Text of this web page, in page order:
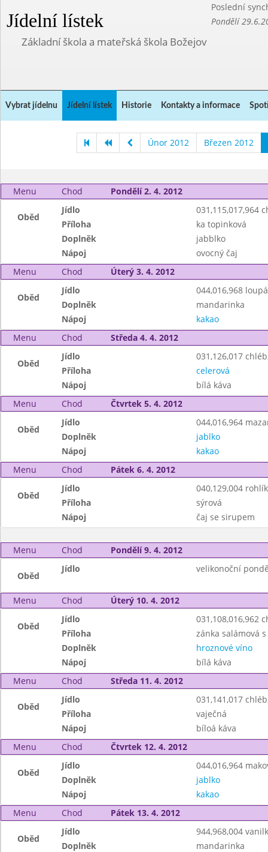
Jídelní lístek
Poslední
Pondělí
Základní škola a mateřská škola Božejov
Vybrat jídelnu Jídelní lístek Historie Kontakty a informace
Únor 2012 Březen 2012
Menu Chod Pondělí 2. 4. 2012
Oběd
Jídlo
031,115,017,964
Příloha
ka topinková
Doplněk
jabblko
Nápoj
ovocný čaj
Menu
Chod Úterý 3. 4. 2012
Oběd
Jídlo
044,016,968
Doplněk
mandarinka
Nápoj
kakao
Menu
Chod Středa 4. 4. 2012
Oběd
Jídlo
031,126,017
Příloha
celerová
Nápoj
bílá káva
Menu
Chod Čtvrtek 5. 4. 2012
Oběd
Jídlo
044,016,964
Doplněk
jablko
Nápoj
kakao
Menu
Chod Pátek 6. 4. 2012
Oběd
Jídlo
040,129,004
Příloha
sýrová
Nápoj
čaj se sirupem
Menu Chod Pondělí 9. 4. 2012
Oběd
Jídlo velikonoční
Menu Chod Úterý 10. 4. 2012
Oběd
Jídlo
031,108,016,962
Příloha
zánka salámová
Doplněk
hroznové víno
Nápoj
bílá káva
Menu
Chod Středa 11. 4. 2012
Oběd
Jídlo
031,141,017
Příloha
vaječná
Nápoj
bíloá káva
Menu
Chod Čtvrtek 12. 4. 2012
Oběd
Jídlo
044,016,964
Doplněk
jablko
Nápoj
kakao
Menu
Chod Pátek 13. 4. 2012
Oběd
Jídlo
944,968,004
Doplněk
mandarinka